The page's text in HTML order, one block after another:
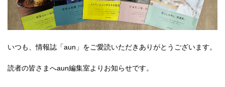
いつも、情報誌「aun」をご愛読いただきありがとうございます。
読者の皆さまへaun編集室よりお知らせです。